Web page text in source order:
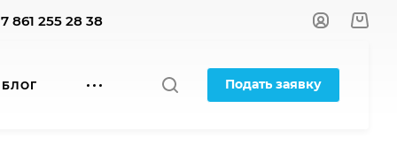
861 255 28 38
БЛОГ Подать заявку